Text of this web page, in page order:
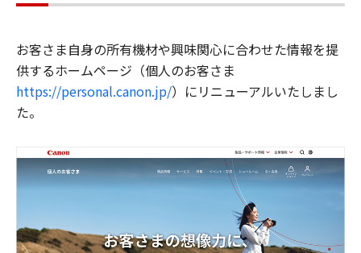
お客さま自身の所有機材や興味関心に合わせた情報を提
供するホームページ（個人のお客さま
https://personal.canon.jp/）にリニューアルいたしまし
た。